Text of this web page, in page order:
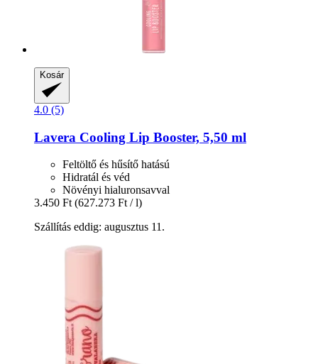
Kosár
4.0 (5)
Lavera Cooling Lip Booster, 5,50 ml
Feltöltő és hűsítő hatású
Hidratál és véd
Növényi hialuronsavval
3.450 Ft (627.273 Ft / l)
Szállítás eddig: augusztus 11.